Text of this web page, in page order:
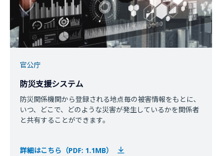
官公庁
防災支援システム
防災関係機関から登録される地点毎の被害情報をもとに、
いつ、どこで、どのような災害が発生しているかを関係者
と共有することができます。
詳細はこちら（PDF: 1.1MB）